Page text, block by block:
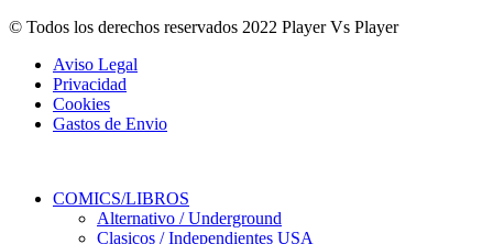
© Todos los derechos reservados 2022 Player Vs Player
Aviso Legal
Privacidad
Cookies
Gastos de Envio
COMICS/LIBROS
Alternativo / Underground
Clasicos / Independientes USA